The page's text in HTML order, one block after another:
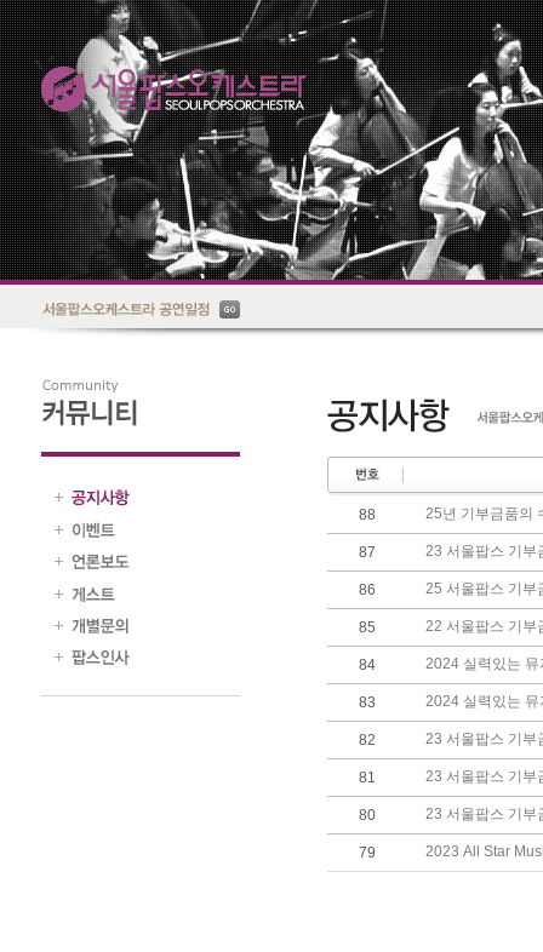
88 25년 기부금품의
87 23 서울팝스 기부
86 25 서울팝스 기부
85 22 서울팝스 기부
84 2024 실력있는
83 2024 실력있는
82 23 서울팝스 기부
81 23 서울팝스 기부
80 23 서울팝스 기부
79 2023 All Star